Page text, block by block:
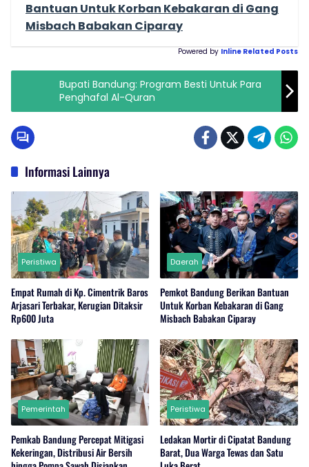
Bantuan Untuk Korban Kebakaran di Gang
Misbach Babakan Ciparay
Powered by Inline Related Posts
Bupati Bandung: Program Besti Untuk Para
Penghafal Al-Quran
Informasi Lainnya
Peristiwa
Empat Rumah di Kp. Cimentrik Baros
Arjasari Terbakar, Kerugian Ditaksir
Rp600 Juta
Daerah
Pemkot Bandung Berikan Bantuan
Untuk Korban Kebakaran di Gang
Misbach Babakan Ciparay
Pemerintah
Pemkab Bandung Percepat Mitigasi
Kekeringan, Distribusi Air Bersih
Peristiwa
Ledakan Mortir di Cipatat Bandung
Barat, Dua Warga Tewas dan Satu